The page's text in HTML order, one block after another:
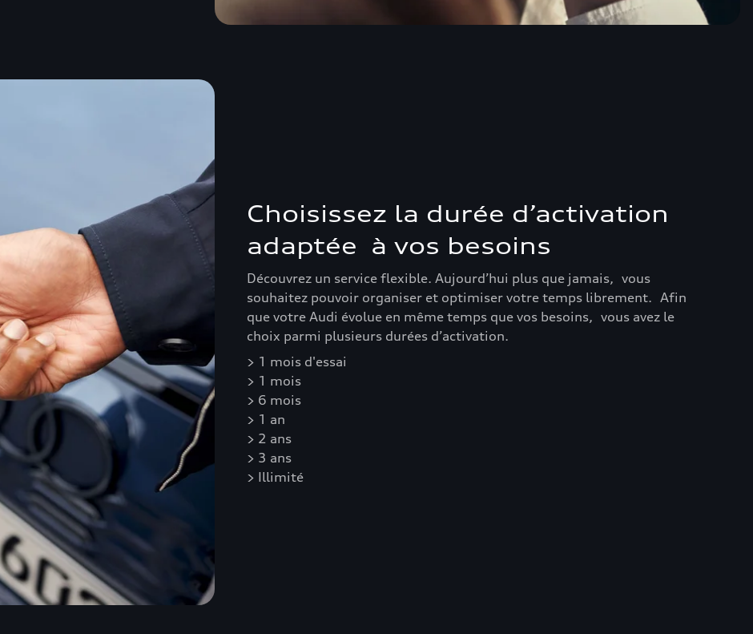
Choisissez la durée d’activation
adaptée à vos besoins
Découvrez un service flexible. Aujourd’hui plus que jamais, vous
souhaitez pouvoir organiser et optimiser votre temps librement. Afin
que votre Audi évolue en même temps que vos besoins, vous avez le
choix parmi plusieurs durées d’activation.
> 1 mois d'essai
> 1 mois
> 6 mois
> 1 an
> 2 ans
> 3 ans
> Illimité